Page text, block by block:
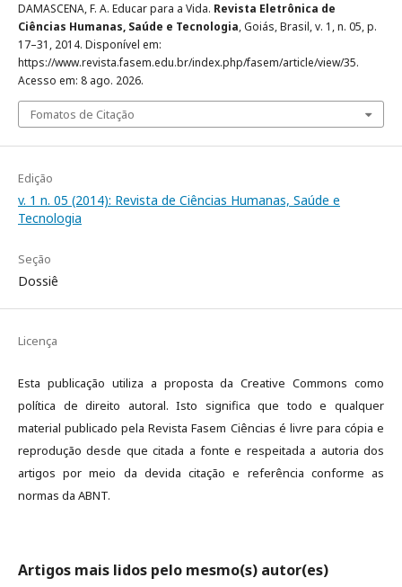
DAMASCENA, F. A. Educar para a Vida. Revista Eletrônica de
Ciências Humanas, Saúde e Tecnologia, Goiás, Brasil, v. 1, n. 05, p.
17–31, 2014. Disponível em:
https://www.revista.fasem.edu.br/index.php/fasem/article/view/35.
Acesso em: 8 ago. 2026.
Fomatos de Citação
Edição
v. 1 n. 05 (2014): Revista de Ciências Humanas, Saúde e
Tecnologia
Seção
Dossiê
Licença
Esta publicação utiliza a proposta da Creative Commons como
política de direito autoral. Isto significa que todo e qualquer
material publicado pela Revista Fasem Ciências é livre para cópia e
reprodução desde que citada a fonte e respeitada a autoria dos
artigos por meio da devida citação e referência conforme as
normas da ABNT.
Artigos mais lidos pelo mesmo(s) autor(es)